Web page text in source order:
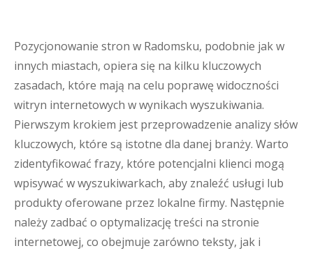
Pozycjonowanie stron w Radomsku, podobnie jak w
innych miastach, opiera się na kilku kluczowych
zasadach, które mają na celu poprawę widoczności
witryn internetowych w wynikach wyszukiwania.
Pierwszym krokiem jest przeprowadzenie analizy słów
kluczowych, które są istotne dla danej branży. Warto
zidentyfikować frazy, które potencjalni klienci mogą
wpisywać w wyszukiwarkach, aby znaleźć usługi lub
produkty oferowane przez lokalne firmy. Następnie
należy zadbać o optymalizację treści na stronie
internetowej, co obejmuje zarówno teksty, jak i